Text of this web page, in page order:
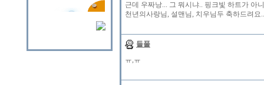
근데 우짜낭... 그 뭐시냐.. 핑크빛 하트가 아
천년의사랑님, 설맨님, 치우님두 축하드려요
들풀
ㅠ,ㅠ